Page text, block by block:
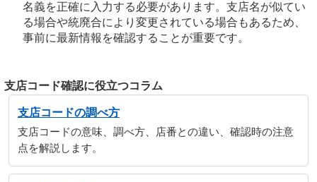
名義を正確に入力する必要があります。支店名が似てい
る場合や統廃合により変更されている場合もあるため、
事前に最新情報を確認することが重要です。
支店コード確認に役立つコラム
支店コードの調べ方
支店コードの意味、調べ方、店番との違い、確認時の注意
点を解説します。